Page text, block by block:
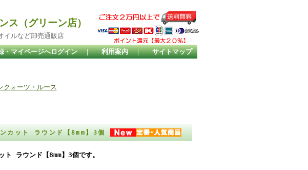
ス（グリーン店）
イルなど卸売通販店
・マイページへログイン ｜ 利用案内 ｜ サイトマップ
クォーツ・ルース
カット ラウンド【8mm】3個
ラウンド【8mm】3個です。